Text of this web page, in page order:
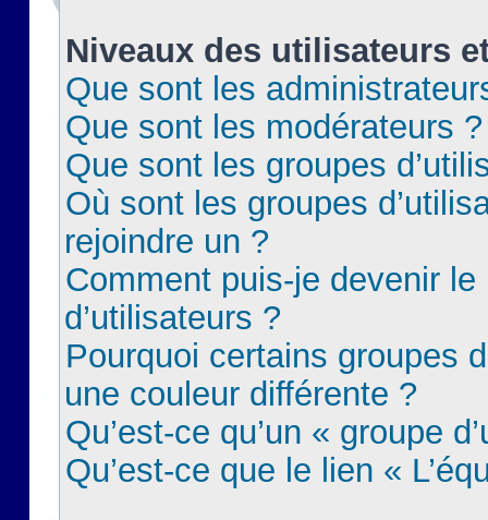
Niveaux des utilisateurs
Que sont les
Que sont les modérateurs ?
Que sont les groupes
Où sont les groupes
rejoindre un ?
Comment puis-je devenir le
d’utilisateurs ?
Pourquoi certains groupes
une couleur différente ?
Qu’est-ce qu’un « groupe
Qu’est-ce que le lien «